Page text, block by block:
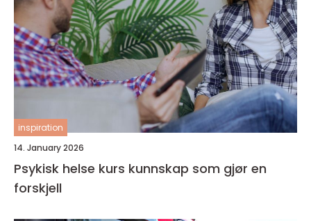
inspiration
14. January 2026
Psykisk helse kurs kunnskap som gjør en
forskjell